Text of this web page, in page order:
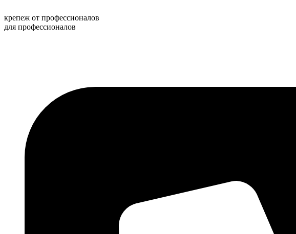
к
содержимому
крепеж от профессионалов
для профессионалов